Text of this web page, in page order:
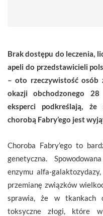
Brak dostępu do leczenia,
apeli do przedstawicieli
– oto rzeczywistość osób
okazji obchodzonego
eksperci podkreślają,
chorobą Fabry’ego jest
Choroba Fabry’ego to
genetyczna.
enzymu alfa-
przemianę związków
sprawia, że w tkankach
toksyczne złogi, które